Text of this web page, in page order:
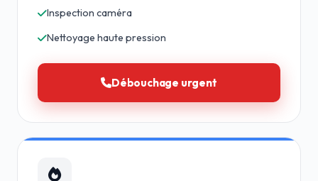
Inspection caméra
Nettoyage haute pression
Débouchage urgent